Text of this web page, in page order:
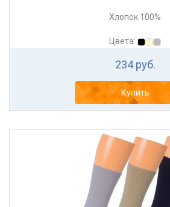
Хлопок 100%
Цвета:
234 руб.
Купить